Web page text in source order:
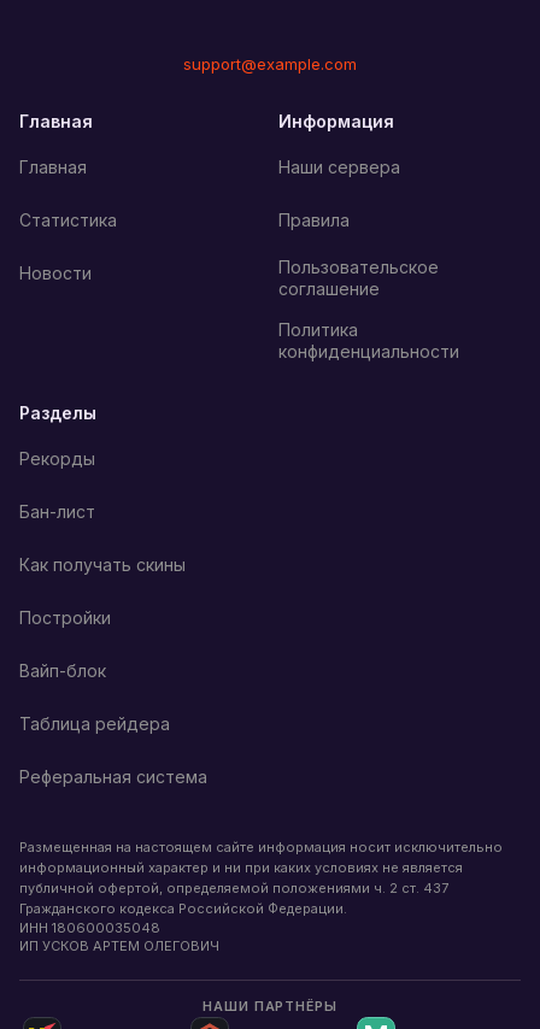
support@example.com
Главная
Главная
Статистика
Новости
Информация
Наши сервера
Правила
Пользовательское
соглашение
Политика
конфиденциальности
Разделы
Рекорды
Бан-лист
Как получать скины
Постройки
Вайп-блок
Таблица рейдера
Реферальная система
Размещенная на настоящем сайте информация носит исключительно
информационный характер и ни при каких условиях не является
публичной офертой, определяемой положениями ч. 2 ст. 437
Гражданского кодекса Российской Федерации.
ИНН 180600035048
ИП УСКОВ АРТЕМ ОЛЕГОВИЧ
НАШИ ПАРТНЁРЫ